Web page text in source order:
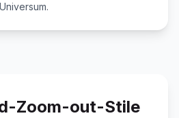
Zoom-out-Stile